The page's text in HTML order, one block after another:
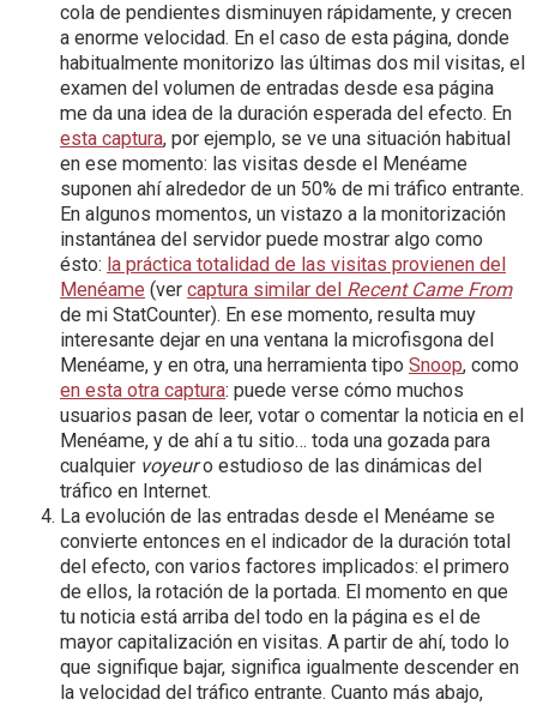
cola de pendientes disminuyen rápidamente, y crecen
a enorme velocidad. En el caso de esta página, donde
habitualmente monitorizo las últimas dos mil visitas, el
examen del volumen de entradas desde esa página
me da una idea de la duración esperada del efecto. En
esta captura, por ejemplo, se ve una situación habitual
en ese momento: las visitas desde el Menéame
suponen ahí alrededor de un 50% de mi tráfico entrante.
En algunos momentos, un vistazo a la monitorización
instantánea del servidor puede mostrar algo como
ésto: la práctica totalidad de las visitas provienen del
Menéame (ver captura similar del Recent Came From
de mi StatCounter). En ese momento, resulta muy
interesante dejar en una ventana la microfisgona del
Menéame, y en otra, una herramienta tipo Snoop, como
en esta otra captura: puede verse cómo muchos
usuarios pasan de leer, votar o comentar la noticia en el
Menéame, y de ahí a tu sitio… toda una gozada para
cualquier voyeuro estudioso de las dinámicas del
tráfico en Internet.
La evolución de las entradas desde el Menéame se
convierte entonces en el indicador de la duración total
del efecto, con varios factores implicados: el primero
de ellos, la rotación de la portada. El momento en que
tu noticia está arriba del todo en la página es el de
mayor capitalización en visitas. A partir de ahí, todo lo
que signifique bajar, significa igualmente descender en
la velocidad del tráfico entrante. Cuanto más abajo,